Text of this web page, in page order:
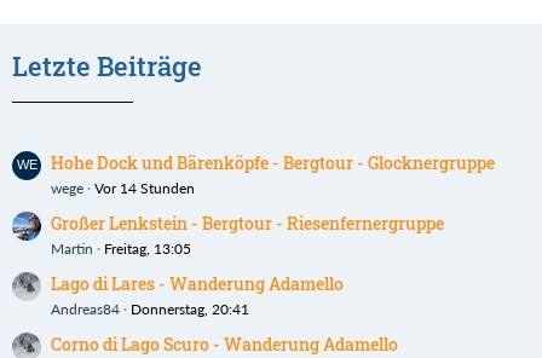
Letzte Beiträge
Hohe Dock und Bärenköpfe - Bergtour - Glocknergruppe
wege Vor 14 Stunden
Großer Lenkstein - Bergtour - Riesenfernergruppe
Martin Freitag, 13:05
Lago di Lares - Wanderung Adamello
Andreas84 Donnerstag, 20:41
Corno di Lago Scuro - Wanderung Adamello